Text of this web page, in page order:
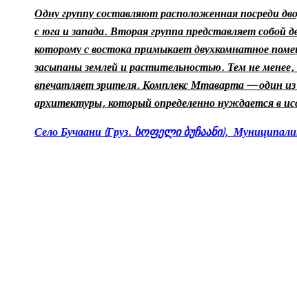
Одну группу составляют расположенная посреди
с юга и запада. Вторая группа представляет
которому с востока примыкает двухкомнатное
засыпаны землей и растительностью. Тем не
впечатляет зрителя. Комплекс Мтаварта — один
архитектуры, который определенно нуждается в
Село Бучаани (Груз. სოფელი ბუჩაანი),